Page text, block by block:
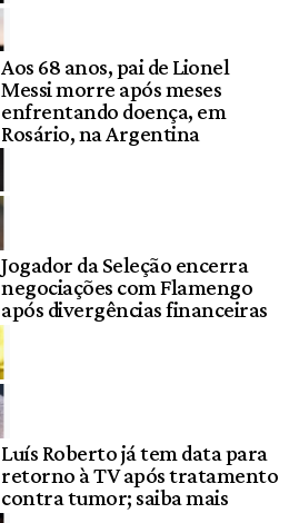
Aos 68 anos, pai de Lionel
Messi morre após meses
enfrentando doença, em
Rosário, na Argentina
Jogador da Seleção encerra
negociações com Flamengo
após divergências financeiras
Luís Roberto já tem data para
retorno à TV após tratamento
contra tumor; saiba mais